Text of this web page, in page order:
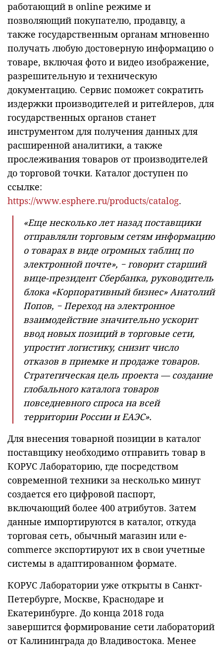
работающий в online режиме и
позволяющий покупателю, продавцу, а
также государственным органам мгновенно
получать любую достоверную информацию о
товаре, включая фото и видео изображение,
разрешительную и техническую
документацию. Сервис поможет сократить
издержки производителей и ритейлеров, для
государственных органов станет
инструментом для получения данных для
расширенной аналитики, а также
прослеживания товаров от производителей
до торговой точки. Каталог доступен по
ссылке:
https://www.esphere.ru/products/catalog.
«Еще несколько лет назад поставщики
отправляли торговым сетям информацию
о товарах в виде огромных таблиц по
электронной почте», − говорит старший
вице-президент Сбербанка, руководитель
блока «Корпоративный бизнес» Анатолий
Попов, − Переход на электронное
взаимодействие значительно ускорит
ввод новых позиций в торговые сети,
упростит логистику, снизит число
отказов в приемке и продаже товаров.
Стратегическая цель проекта — создание
глобального каталога товаров
повседневного спроса на всей
территории России и ЕАЭС».
Для внесения товарной позиции в каталог
поставщику необходимо отправить товар в
КОРУС Лабораторию, где посредством
современной техники за несколько минут
создается его цифровой паспорт,
включающий более 400 атрибутов. Затем
данные импортируются в каталог, откуда
торговая сеть, обычный магазин или e-
commerce экспортируют их в свои учетные
системы в адаптированном формате.
КОРУС Лаборатории уже открыты в Санкт-
Петербурге, Москве, Краснодаре и
Екатеринбурге. До конца 2018 года
завершится формирование сети лабораторий
от Калининграда до Владивостока. Менее